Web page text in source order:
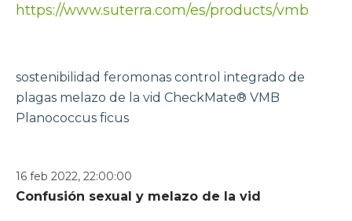
https://www.suterra.com/es/products/vmb
sostenibilidad feromonas control integrado de
plagas melazo de la vid CheckMate® VMB
Planococcus ficus
16 feb 2022, 22:00:00
Confusión sexual y melazo de la vid